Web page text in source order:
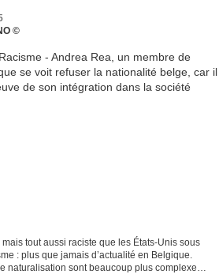
dans la société belge.
©
tout aussi raciste que les États-Unis sous
: plus que jamais d’actualité en Belgique.
naturalisation sont beaucoup plus complexes